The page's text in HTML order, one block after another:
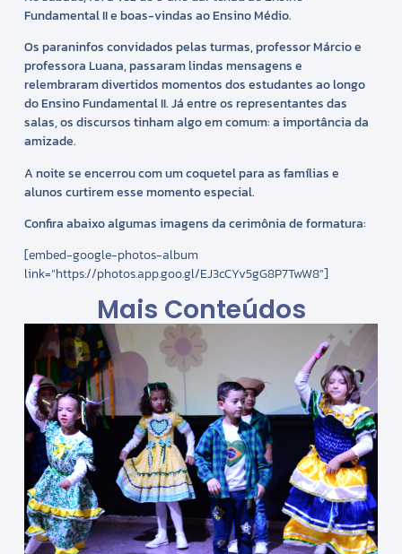
Fundamental II e boas-vindas ao Ensino Médio.
Os paraninfos convidados pelas turmas, professor Márcio e
professora Luana, passaram lindas mensagens e
relembraram divertidos momentos dos estudantes ao longo
do Ensino Fundamental II. Já entre os representantes das
salas, os discursos tinham algo em comum: a importância da
amizade.
A noite se encerrou com um coquetel para as famílias e
alunos curtirem esse momento especial.
Confira abaixo algumas imagens da cerimônia de formatura:
[embed-google-photos-album
link=”https://photos.app.goo.gl/EJ3cCYv5gG8P7TwW8″]
Mais Conteúdos